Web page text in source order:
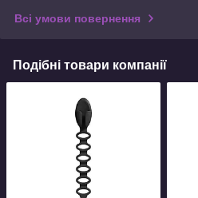
Всі умови повернення
Подібні товари компанії